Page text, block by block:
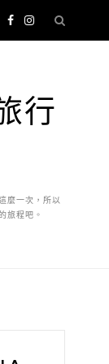
行
麼一次，所以
旅程吧。